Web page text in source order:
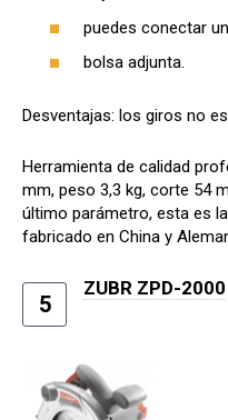
puedes conectar
bolsa adjunta.
Desventajas: los giros no
Herramienta de calidad
mm, peso 3,3 kg, corte 54
último parámetro, esta es
fabricado en China y
5
ZUBR ZPD-2000